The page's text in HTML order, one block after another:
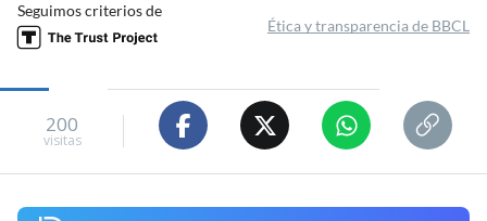
Seguimos criterios de
Ética y transparencia de BBCL
200
visitas